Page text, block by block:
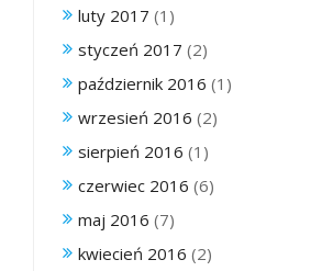
luty 2017 (1)
styczeń 2017 (2)
październik 2016 (1)
wrzesień 2016 (2)
sierpień 2016 (1)
czerwiec 2016 (6)
maj 2016 (7)
kwiecień 2016 (2)